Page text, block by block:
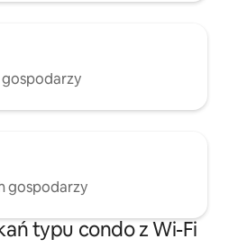
gospodarzy
typu condo z Wi-Fi